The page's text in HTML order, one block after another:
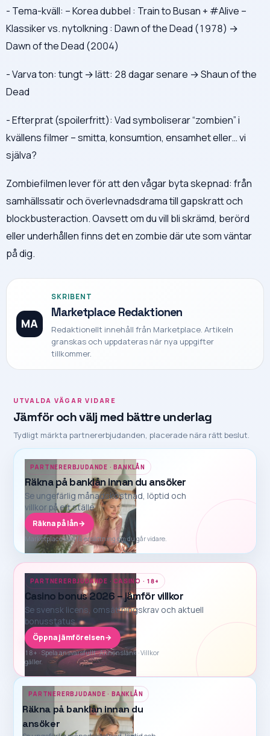
- Tema-kväll: – Korea dubbel : Train to Busan + #Alive –
Klassiker vs. nytolkning : Dawn of the Dead (1978) →
Dawn of the Dead (2004)
- Varva ton: tungt → lätt: 28 dagar senare → Shaun of the
Dead
- Efterprat (spoilerfritt): Vad symboliserar “zombien” i
kvällens filmer – smitta, konsumtion, ensamhet eller… vi
själva?
Zombiefilmen lever för att den vågar byta skepnad: från
samhällssatir och överlevnadsdrama till gapskratt och
blockbusteraction. Oavsett om du vill bli skrämd, berörd
eller underhållen finns det en zombie där ute som väntar
på dig.
MA
SKRIBENT
Marketplace Redaktionen
Redaktionellt innehåll från Marketplace. Artikeln
granskas och uppdateras när nya uppgifter
tillkommer.
UTVALDA VÄGAR VIDARE
Jämför och välj med bättre underlag
Tydligt märkta partnererbjudanden, placerade nära rätt beslut.
PARTNERERBJUDANDE · BANKLÅN
Räkna på banklån innan du ansöker
Se ungefärlig månadskostnad, löptid och
villkor på ett ställe.
Räkna på lån→
Marketplace kan få ersättning om du går vidare.
PARTNERERBJUDANDE · CASINO · 18+
Casino bonus 2026 – jämför villkor
Se svensk licens, omsättningskrav och aktuell
bonusstatus.
Öppna jämförelsen→
18+ · Spela ansvarsfullt · Annonslänk · Villkor
gäller.
PARTNERERBJUDANDE · BANKLÅN
Räkna på banklån innan du
ansöker